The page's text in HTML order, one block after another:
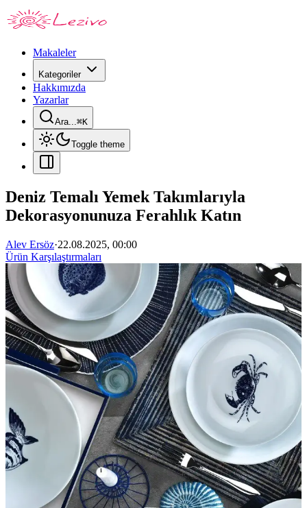
Makaleler
Kategoriler
Hakkımızda
Yazarlar
Ara...⌘K
Toggle theme
Deniz Temalı Yemek Takımlarıyla
Dekorasyonunuza Ferahlık Katın
Alev Ersöz·22.08.2025, 00:00
Ürün Karşılaştırmaları